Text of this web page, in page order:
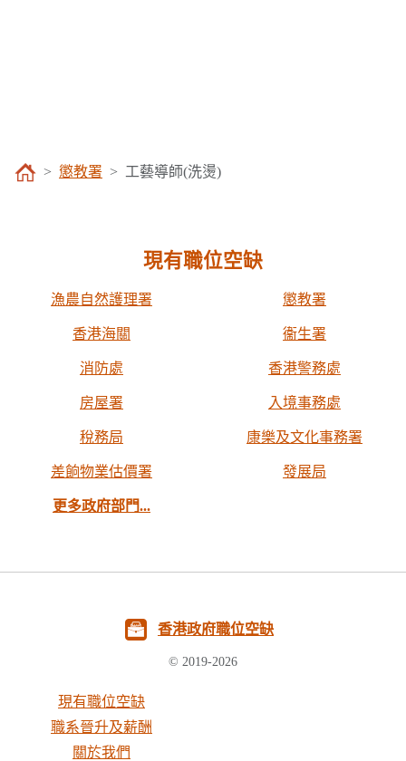
懲教署 工藝導師(洗燙)
現有職位空缺
漁農自然護理署 懲教署
香港海關 衞生署
消防處 香港警務處
房屋署 入境事務處
稅務局 康樂及文化事務署
差餉物業估價署 發展局
更多政府部門...
香港政府職位空缺
© 2019-2026
現有職位空缺
職系晉升及薪酬
關於我們